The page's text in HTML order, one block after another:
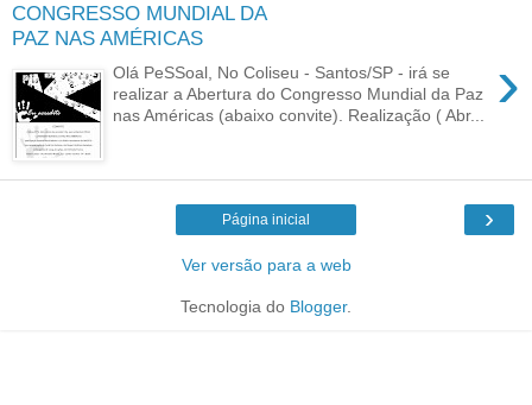
CONGRESSO MUNDIAL DA
PAZ NAS AMÉRICAS
›
Olá PeSSoal, No Coliseu - Santos/SP - irá se
realizar a Abertura do Congresso Mundial da Paz
nas Américas (abaixo convite). Realização ( Abr...
›
Página inicial
Ver versão para a web
Tecnologia do Blogger.